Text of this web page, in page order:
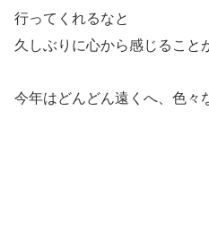
行ってくれるなと
久しぶりに心から感じること
今年はどんどん遠くへ、色々